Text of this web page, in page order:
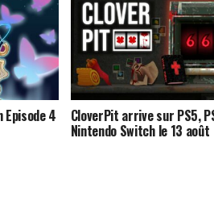
Episode 4 CloverPit arrive sur PS5,
Nintendo Switch le 13 août